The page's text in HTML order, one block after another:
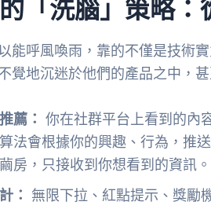
「洗腦」策略
能呼風喚雨，靠的不僅是技術
覺地沉迷於他們的產品之中，
薦： 你在社群平台上看到的內
法會根據你的興趣、行為，推
房，只接收到你想看到的資訊。
：
無限下拉、紅點提示、獎勵